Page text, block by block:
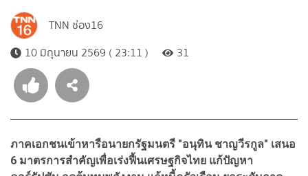
TNN ช่อง16
10 มิถุนายน 2569 ( 23:11 )
31
ภาคเอกชนเข้าหารือนายกรัฐมนตรี "อนุทิน ชาญวีรกูล" เสนอ
6 มาตรการสำคัญเพื่อเร่งฟื้นเศรษฐกิจไทย แก้ปัญหา